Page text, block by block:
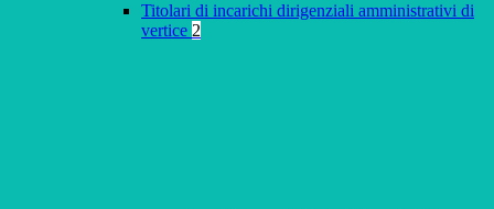
Titolari di incarichi dirigenziali amministrativi di
vertice 2